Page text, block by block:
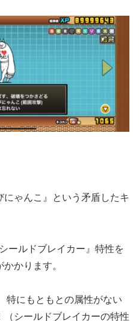
にゃんこ』という矛盾したキ
ールドブレイカー』特性を
かります。
特にもともとの属性がない
シールドブレイカーの特性